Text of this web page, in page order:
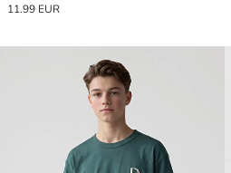
11.99 EUR